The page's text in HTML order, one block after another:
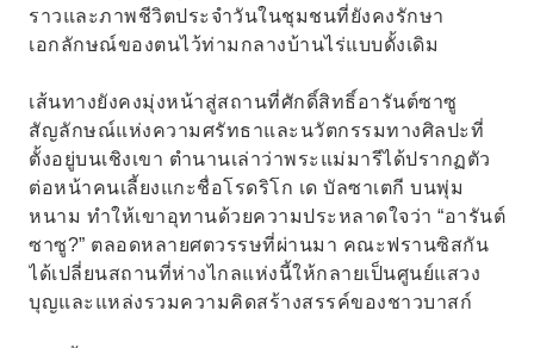
ราวและภาพชีวิตประจำวันในชุมชนที่ยังคงรักษา
เอกลักษณ์ของตนไว้ท่ามกลางบ้านไร่แบบดั้งเดิม
เส้นทางยังคงมุ่งหน้าสู่สถานที่ศักดิ์สิทธิ์อารันต์ซาซู
สัญลักษณ์แห่งความศรัทธาและนวัตกรรมทางศิลปะที่
ตั้งอยู่บนเชิงเขา ตำนานเล่าว่าพระแม่มารีได้ปรากฏตัว
ต่อหน้าคนเลี้ยงแกะชื่อโรดริโก เด บัลซาเตกี บนพุ่ม
หนาม ทำให้เขาอุทานด้วยความประหลาดใจว่า “อารันต์
ซาซู?” ตลอดหลายศตวรรษที่ผ่านมา คณะฟรานซิสกัน
ได้เปลี่ยนสถานที่ห่างไกลแห่งนี้ให้กลายเป็นศูนย์แสวง
บุญและแหล่งรวมความคิดสร้างสรรค์ของชาวบาสก์